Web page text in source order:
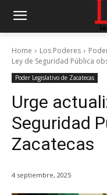
Home Los Poderes
Ley de Seguridad Pública
Poder Legislativo de Zacatecas
Urge
Seguridad
Zacatecas
4 septiembre, 2025